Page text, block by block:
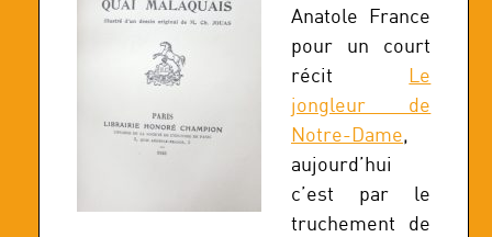
Anatole France
pour un court
récit Le
jongleur de
Notre-Dame,
aujourd’hui
c’est par le
truchement de